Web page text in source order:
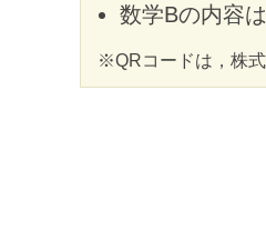
数学Bの内容
※QRコードは，株